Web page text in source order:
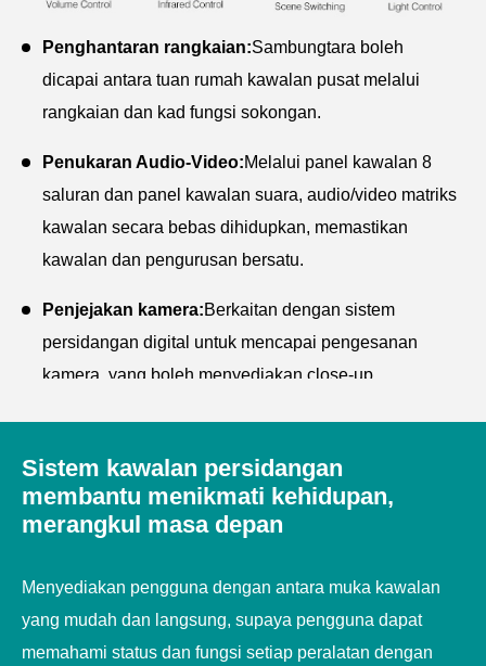
Penghantaran rangkaian:Sambungtara boleh
dicapai antara tuan rumah kawalan pusat melalui
rangkaian dan kad fungsi sokongan.
Penukaran Audio-Video:Melalui panel kawalan 8
saluran dan panel kawalan suara, audio/video matriks
kawalan secara bebas dihidupkan, memastikan
kawalan dan pengurusan bersatu.
Penjejakan kamera:Berkaitan dengan sistem
persidangan digital untuk mencapai pengesanan
kamera, yang boleh menyediakan close-up
Kawalan projektor:
Panel kawalan pusat mengawal
suis kuasa projektor, dan suis skrin paparan melalui
protokol RS232 bersiri atau pemancar inframerah.
Sistem kawalan persidangan
membantu menikmati kehidupan,
merangkul masa depan
Menyediakan pengguna dengan antara muka kawalan
yang mudah dan langsung, supaya pengguna dapat
memahami status dan fungsi setiap peralatan dengan